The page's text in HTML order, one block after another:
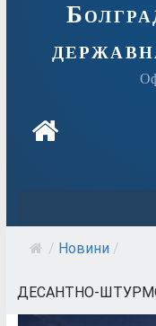
/ Новини /
ДЕСАНТНО-